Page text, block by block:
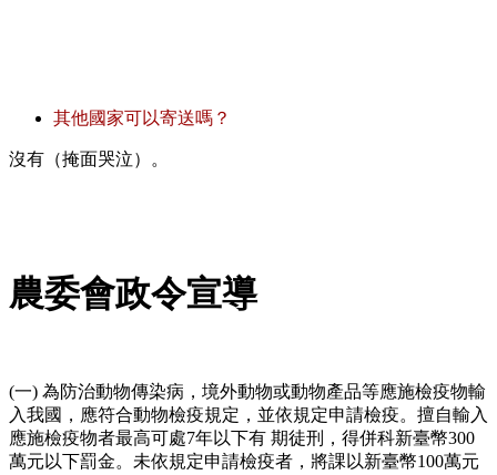
其他國家可以寄送嗎？
沒有（掩面哭泣）。
農委會政令宣導
(一) 為防治動物傳染病，境外動物或動物產品等應施檢疫物輸
入我國，應符合動物檢疫規定，並依規定申請檢疫。擅自輸入
應施檢疫物者最高可處7年以下有 期徒刑，得併科新臺幣300
萬元以下罰金。未依規定申請檢疫者，將課以新臺幣100萬元